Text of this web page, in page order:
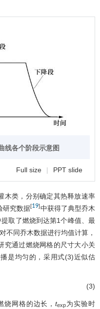
线各个阶段示意图
Full size | PPT slide
木类，分别确定其热释放速率
研究数据[19]中获得了典型乔木
取了燃烧到达第1个峰值、最
不同乔木数据进行均值计算，
究通过燃烧网格的尺寸大小关
是均匀的，采用式(3)近似估
(3)
烧网格的边长，texp为实验时